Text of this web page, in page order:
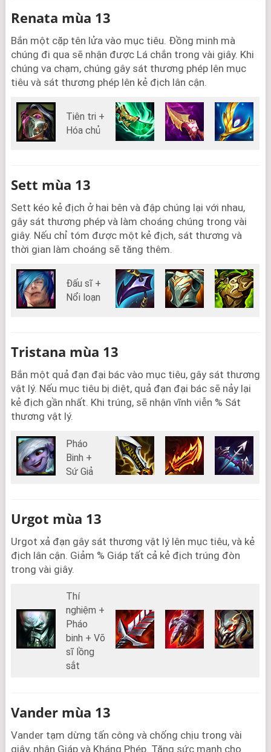
Renata mùa 13
Bắn một cặp tên lửa vào mục tiêu. Đồng minh mà
chúng đi qua sẽ nhận được Lá chắn trong vài giây. Khi
chúng va chạm, chúng gây sát thương phép lên mục
tiêu và sát thương phép lên kẻ địch lân cận.
Tiên tri +
Hóa chủ
Sett mùa 13
Sett kéo kẻ địch ở hai bên và đập chúng lại với nhau,
gây sát thương phép và làm choáng chúng trong vài
giây. Nếu chỉ tóm được một kẻ địch, sát thương và
thời gian làm choáng sẽ tăng thêm.
Đấu sĩ +
Nổi loạn
Tristana mùa 13
Bắn một quả đạn đại bác vào mục tiêu, gây sát thương
vật lý. Nếu mục tiêu bị diệt, quả đạn đại bác sẽ nảy lại
kẻ địch gần nhất. Khi trúng, sẽ nhận vĩnh viễn % Sát
thương vật lý.
Pháo
Binh +
Sứ Giả
Urgot mùa 13
Urgot xả đạn gây sát thương vật lý lên mục tiêu, và kẻ
địch lân cận. Giảm % Giáp tất cả kẻ địch trúng đòn
trong vài giây.
Thí
nghiệm +
Pháo
binh + Võ
sĩ lồng
sắt
Vander mùa 13
Vander tạm dừng tấn công và chống chịu trong vài
giây, nhận Giáp và Kháng Phép. Tăng sức mạnh cho